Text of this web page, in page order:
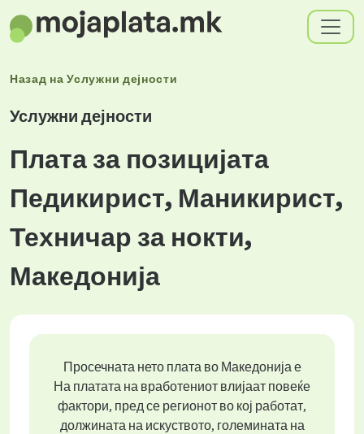
Назад наУслужни дејности
Услужни дејности
Плата за позицијата
Педикирист, Маникирист,
Техничар за нокти,
Македонија
Просечната нето плата во Македонија е
На платата на вработениот влијаат повеќе
фактори, пред се регионот во кој работат,
должината на искуството, големината на